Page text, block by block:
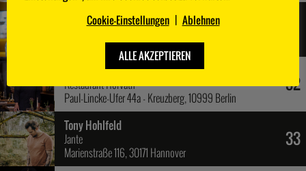
Sebastian Sandor
LOUIS
Prälat-Subtil-Ring 22, 66740 Saarlouis
32
Sebastian Frank
Restaurant Horváth
Paul-Lincke-Ufer 44a - Kreuzberg, 10999 Berlin
33
Tony Hohlfeld
Jante
Marienstraße 116, 30171 Hannover
Cookie-Einstellungen
Ablehnen
ALLE AKZEPTIEREN